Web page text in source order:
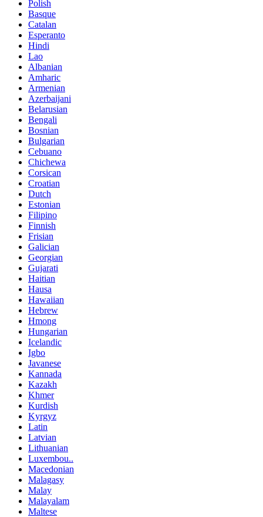
Polish
Basque
Catalan
Esperanto
Hindi
Lao
Albanian
Amharic
Armenian
Azerbaijani
Belarusian
Bengali
Bosnian
Bulgarian
Cebuano
Chichewa
Corsican
Croatian
Dutch
Estonian
Filipino
Finnish
Frisian
Galician
Georgian
Gujarati
Haitian
Hausa
Hawaiian
Hebrew
Hmong
Hungarian
Icelandic
Igbo
Javanese
Kannada
Kazakh
Khmer
Kurdish
Kyrgyz
Latin
Latvian
Lithuanian
Luxembou..
Macedonian
Malagasy
Malay
Malayalam
Maltese